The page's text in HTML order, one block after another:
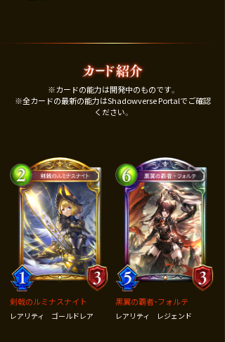
※カードの能力は開発中のものです。
※全カードの最新の能力はShadowverse Portalでご確認
ください。
剣戟のルミナスナイト
ゴールドレア
黒翼の覇者・フォルテ
レジェンド